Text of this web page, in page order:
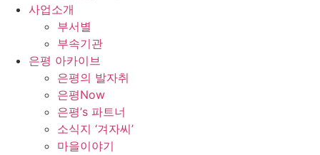
사업소개
부서별
부속기관
은평 아카이브
은평의 발자취
은평Now
은평’s 파트너
소식지 ‘겨자씨’
마을이야기